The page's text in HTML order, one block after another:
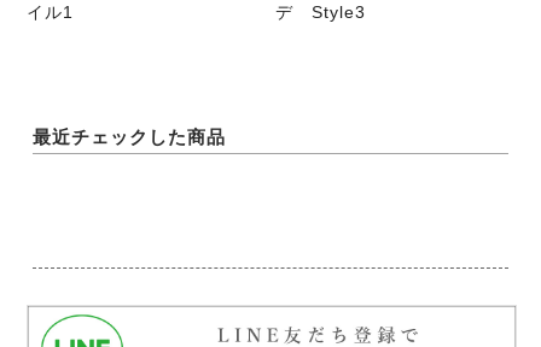
イル1
デ Style3
最近チェックした商品